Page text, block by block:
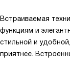
Встраиваемая
функциям и
стильной и
приятнее.